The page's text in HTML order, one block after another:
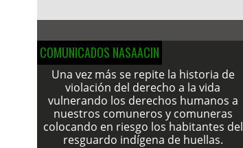
COMUNICADOS NASAACIN
Una vez más se repite la historia de
violación del derecho a la vida
vulnerando los derechos humanos a
nuestros comuneros y comuneras
colocando en riesgo los habitantes del
resguardo indígena de huellas.